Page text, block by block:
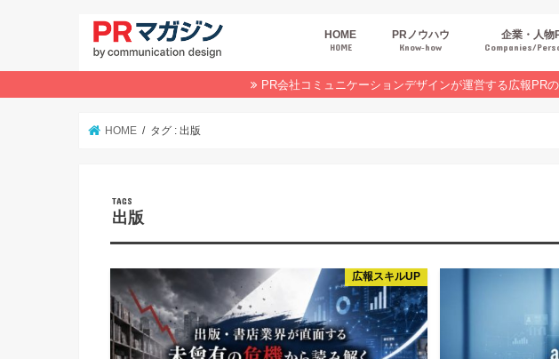
HOME
HOME
PRノウハウ
Know‐how
広報スキルUP
商品・サービスPR
デジタルPR
PRトレンド
イベントPR
業界コラム
オンラインセミナーレポート
企業・人物
Companies/
PR会社コミュニケーションデザインが運営する広報PR
HOME タグ : 出版
出版
広報スキルUP